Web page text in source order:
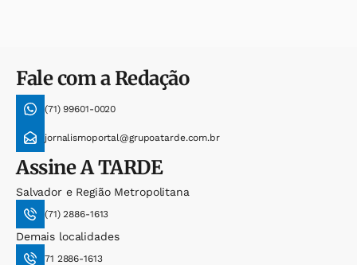
Fale com a Redação
(71) 99601-0020
jornalismoportal@grupoatarde.com.br
AssineA TARDE
Salvador e Região Metropolitana
(71) 2886-1613
Demais localidades
71 2886-1613